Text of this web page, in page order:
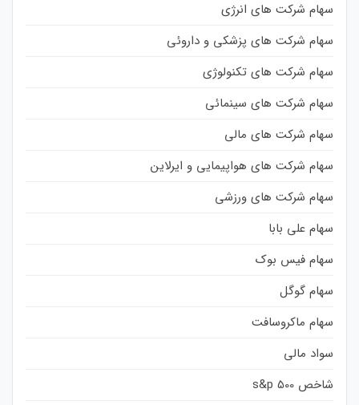
سهام شرکت های انرژی
سهام شرکت های پزشکی و داروئی
سهام شرکت های تکنولوژی
سهام شرکت های سینمائی
سهام شرکت های مالی
سهام شرکت های هواپیمایی و ایرلاین
سهام شرکت های ورزشی
سهام علی بابا
سهام فیس بوک
سهام گوگل
سهام ماکروسافت
سواد مالی
شاخص s&p 500